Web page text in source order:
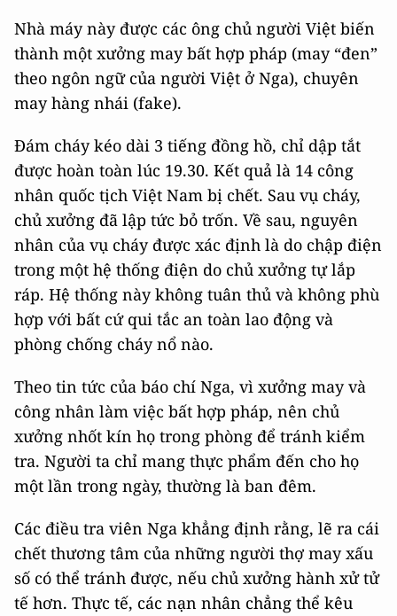
Nhà máy này được các ông chủ người Việt biến
thành một xưởng may bất hợp pháp (may “đen”
theo ngôn ngữ của người Việt ở Nga), chuyên
may hàng nhái (fake).
Đám cháy kéo dài 3 tiếng đồng hồ, chỉ dập tắt
được hoàn toàn lúc 19.30. Kết quả là 14 công
nhân quốc tịch Việt Nam bị chết. Sau vụ cháy,
chủ xưởng đã lập tức bỏ trốn. Về sau, nguyên
nhân của vụ cháy được xác định là do chập điện
trong một hệ thống điện do chủ xưởng tự lắp
ráp. Hệ thống này không tuân thủ và không phù
hợp với bất cứ qui tắc an toàn lao động và
phòng chống cháy nổ nào.
Theo tin tức của báo chí Nga, vì xưởng may và
công nhân làm việc bất hợp pháp, nên chủ
xưởng nhốt kín họ trong phòng để tránh kiểm
tra. Người ta chỉ mang thực phẩm đến cho họ
một lần trong ngày, thường là ban đêm.
Các điều tra viên Nga khẳng định rằng, lẽ ra cái
chết thương tâm của những người thợ may xấu
số có thể tránh được, nếu chủ xưởng hành xử tử
tế hơn. Thực tế, các nạn nhân chẳng thể kêu